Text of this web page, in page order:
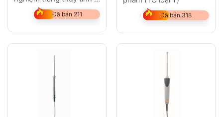
với cảm biến nhiệt độ
Đã bán 211 Đã bán 318